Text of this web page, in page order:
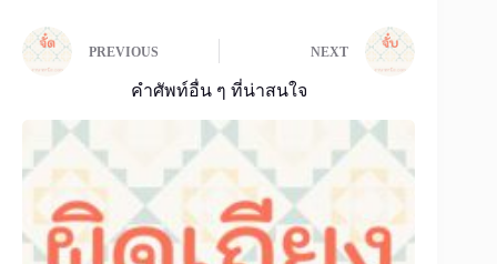
PREVIOUS NEXT
คำศัพท์อื่น ๆ ที่น่าสนใจ